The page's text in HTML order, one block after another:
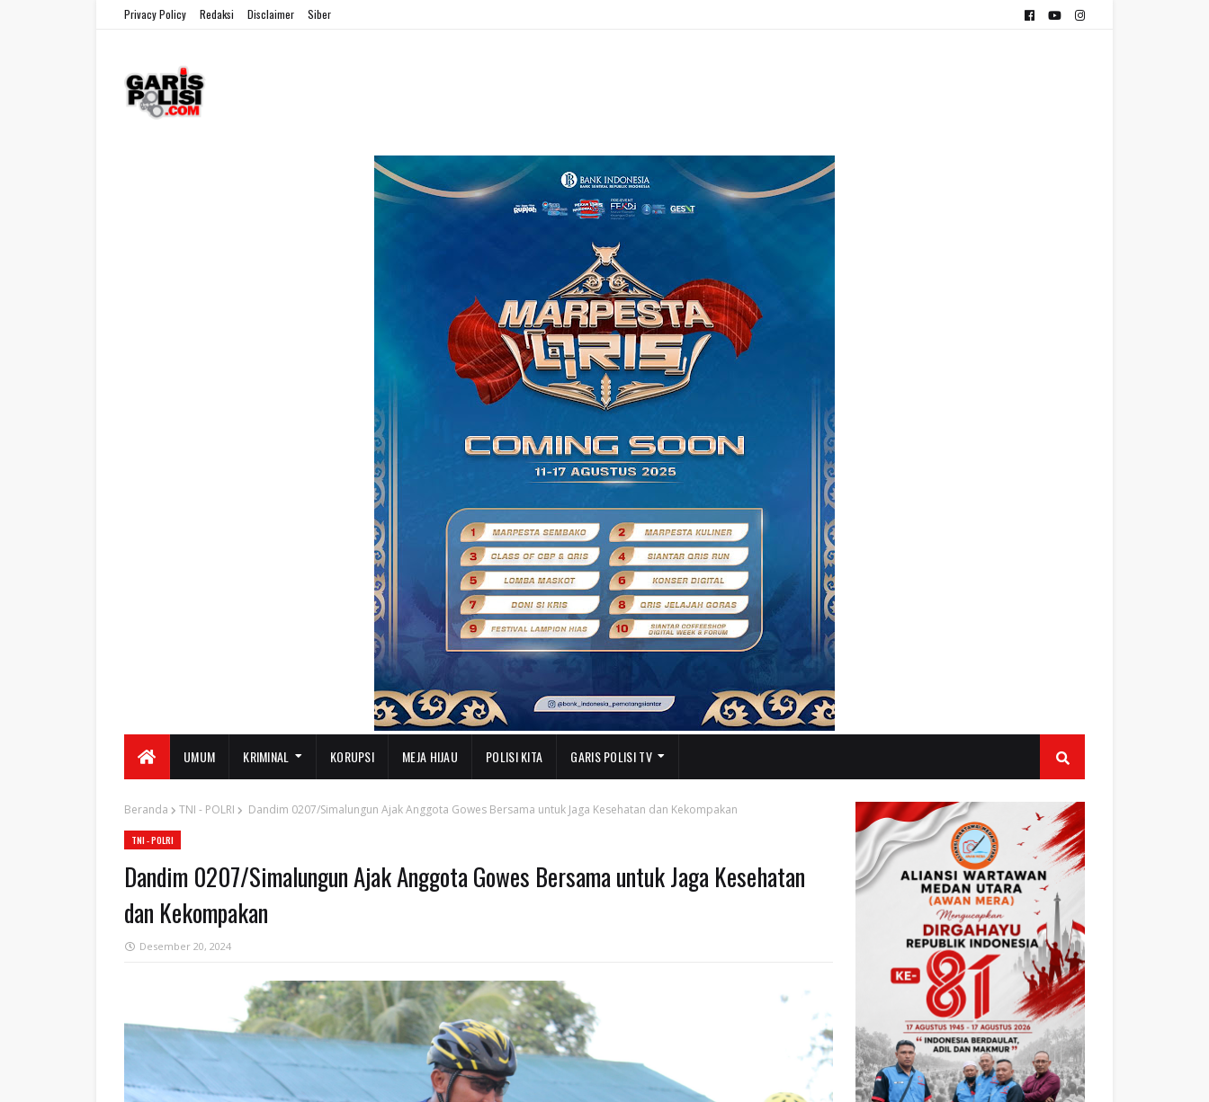
Privacy Policy Redaksi Disclaimer Siber
UMUM KRIMINAL KORUPSI MEJA HIJAU POLISI KITA GARIS POLISI TV
Beranda TNI - POLRI Dandim 0207/Simalungun Ajak Anggota Gowes Bersama untuk Jaga Kesehatan dan Kekompakan
TNI - POLRI
Dandim 0207/Simalungun Ajak Anggota Gowes Bersama untuk Jaga Kesehatan
dan Kekompakan
Desember 20, 2024